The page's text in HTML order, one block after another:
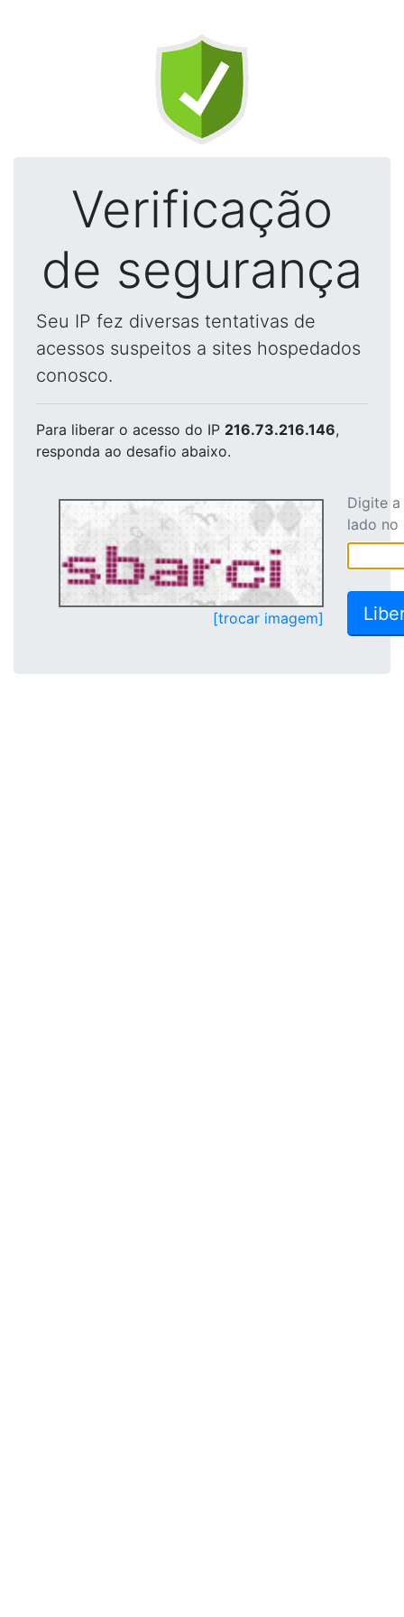
Verificação
de segurança
Seu IP fez diversas tentativas de
acessos suspeitos a sites hospedados
conosco.
Para liberar o acesso do IP 216.73.216.146,
responda ao desafio abaixo.
[trocar imagem]
Digite
lado no